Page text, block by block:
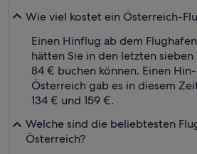
Wie viel kostet ein Österreich-
Einen Hinflug ab dem
hätten Sie in den letzten
84 € buchen können. Einen
Österreich gab es in diesem
134 € und 159 €.
Welche sind die beliebtesten
Österreich?